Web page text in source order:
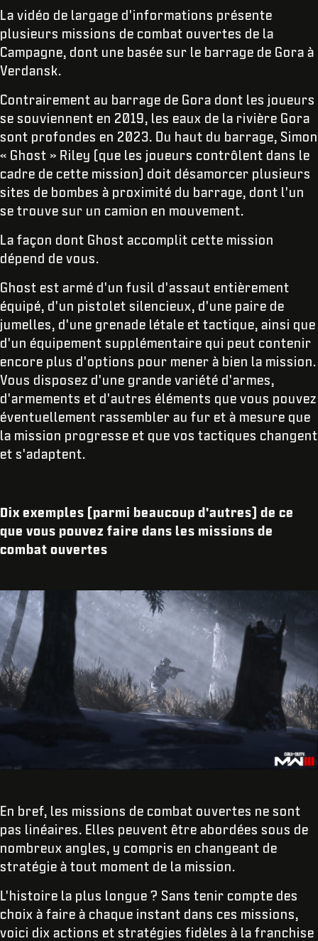
La vidéo de largage d'informations présente
plusieurs missions de combat ouvertes de la
Campagne, dont une basée sur le barrage de Gora à
Verdansk.
Contrairement au barrage de Gora dont les joueurs
se souviennent en 2019, les eaux de la rivière Gora
sont profondes en 2023. Du haut du barrage, Simon
« Ghost » Riley (que les joueurs contrôlent dans le
cadre de cette mission) doit désamorcer plusieurs
sites de bombes à proximité du barrage, dont l'un
se trouve sur un camion en mouvement.
La façon dont Ghost accomplit cette mission
dépend de vous.
Ghost est armé d'un fusil d'assaut entièrement
équipé, d'un pistolet silencieux, d'une paire de
jumelles, d'une grenade létale et tactique, ainsi que
d'un équipement supplémentaire qui peut contenir
encore plus d'options pour mener à bien la mission.
Vous disposez d'une grande variété d'armes,
d'armements et d'autres éléments que vous pouvez
éventuellement rassembler au fur et à mesure que
la mission progresse et que vos tactiques changent
et s'adaptent.
Dix exemples (parmi beaucoup d'autres) de ce
que vous pouvez faire dans les missions de
combat ouvertes
En bref, les missions de combat ouvertes ne sont
pas linéaires. Elles peuvent être abordées sous de
nombreux angles, y compris en changeant de
stratégie à tout moment de la mission.
L'histoire la plus longue ? Sans tenir compte des
choix à faire à chaque instant dans ces missions,
voici dix actions et stratégies fidèles à la franchise